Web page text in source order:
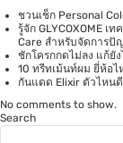
ชวนเช็ก Personal
รู้จัก GLYCOXOME
Care สำหรับจัดการปั
ชักโครกกดไม่ลง แก้ยั
10 ทรีทเม้นท์ผม ยี่ห้อ
กันแดด Elixir ตัวไหน
No comments to show.
Search